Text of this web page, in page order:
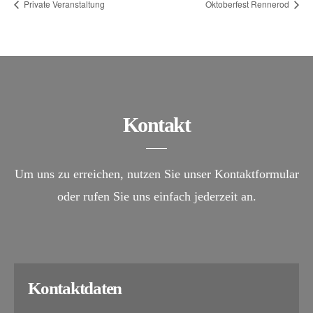
Private Veranstaltung Oktoberfest Rennerod
Kontakt
Um uns zu erreichen, nutzen Sie unser Kontaktformular
oder rufen Sie uns einfach jederzeit an.
Kontaktdaten